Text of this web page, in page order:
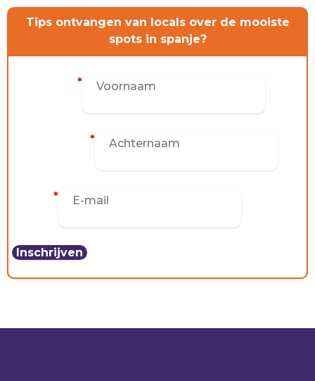
CONTACT
Tips ontvangen van locals over de mooiste
spots in spanje?
*
*
*